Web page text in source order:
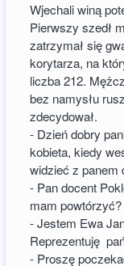
Wjechali winą
Pierwszy szedł
zatrzymał się
korytarza, na
liczba 212.
bez namysłu
zdecydował.
- Dzień dobry
kobieta, kiedy
widzieć z panem
- Pan docent
mam powtórzyć?
- Jestem Ewa
Reprezentuję
- Proszę